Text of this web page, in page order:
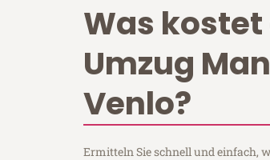
Was kostet
Umzug
Venlo?
Ermitteln Sie schnell und einfach,